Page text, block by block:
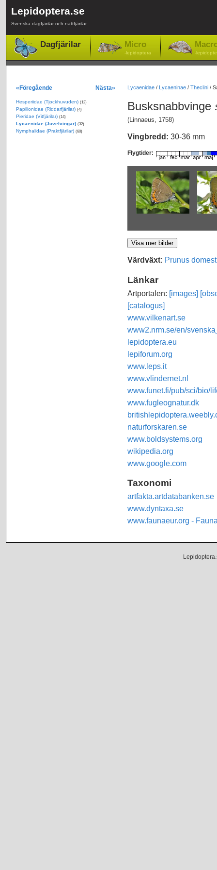
Lepidoptera.se
Svenska dagfjärilar och nattfjärilar
Dagfjärilar Micro
-lepidoptera -
Lycaenidae/ Lycaeninae/ Theclini/
Busksnabbvinge
(Linnaeus, 1758)
Vingbredd: 30-36 mm
Flygtider:
Värdväxt: Prunus
Länkar
Artportalen: [images]
[catalogus]
www.vilkenart.se
www2.nrm.se/en/
lepidoptera.eu
lepiforum.org
www.leps.it
www.vlindernet.nl
www.funet.fi/pub/sci/bio/
www.fugleognatur.dk
naturforskaren.se
www.boldsystems.org
wikipedia.org
www.google.com
Taxonomi
artfakta.artdatabanken.se
www.dyntaxa.se
www.faunaeur.org -
«Föregående Nästa»
Hesperiidae (Tjockhuvuden) (12)
Papilionidae (Riddarfjärilar) (4)
Pieridae (Vitfjärilar) (14)
Lycaenidae (Juvelvingar) (32)
Nymphalidae (Praktfjärilar) (60)